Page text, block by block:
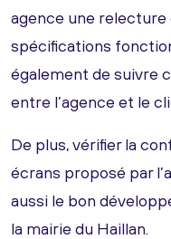
agence une
spécifications
également de suivre
entre l’agence et le
De plus, vérifier la
écrans proposé par
aussi le bon
la mairie du Haillan.